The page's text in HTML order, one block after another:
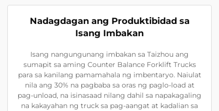
Nadagdagan ang Produktibidad sa
Isang Imbakan
Isang nangungunang imbakan sa Taizhou ang
sumapit sa aming Counter Balance Forklift Trucks
para sa kanilang pamamahala ng imbentaryo. Naiulat
nila ang 30% na pagbaba sa oras ng paglo-load at
pag-unload, na isinasaad nilang dahil sa napakagaling
na kakayahan ng truck sa pag-aangat at kadalian sa